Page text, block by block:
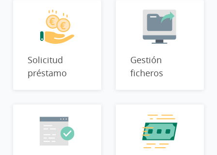
Solicitud
préstamo
Gestión
ficheros